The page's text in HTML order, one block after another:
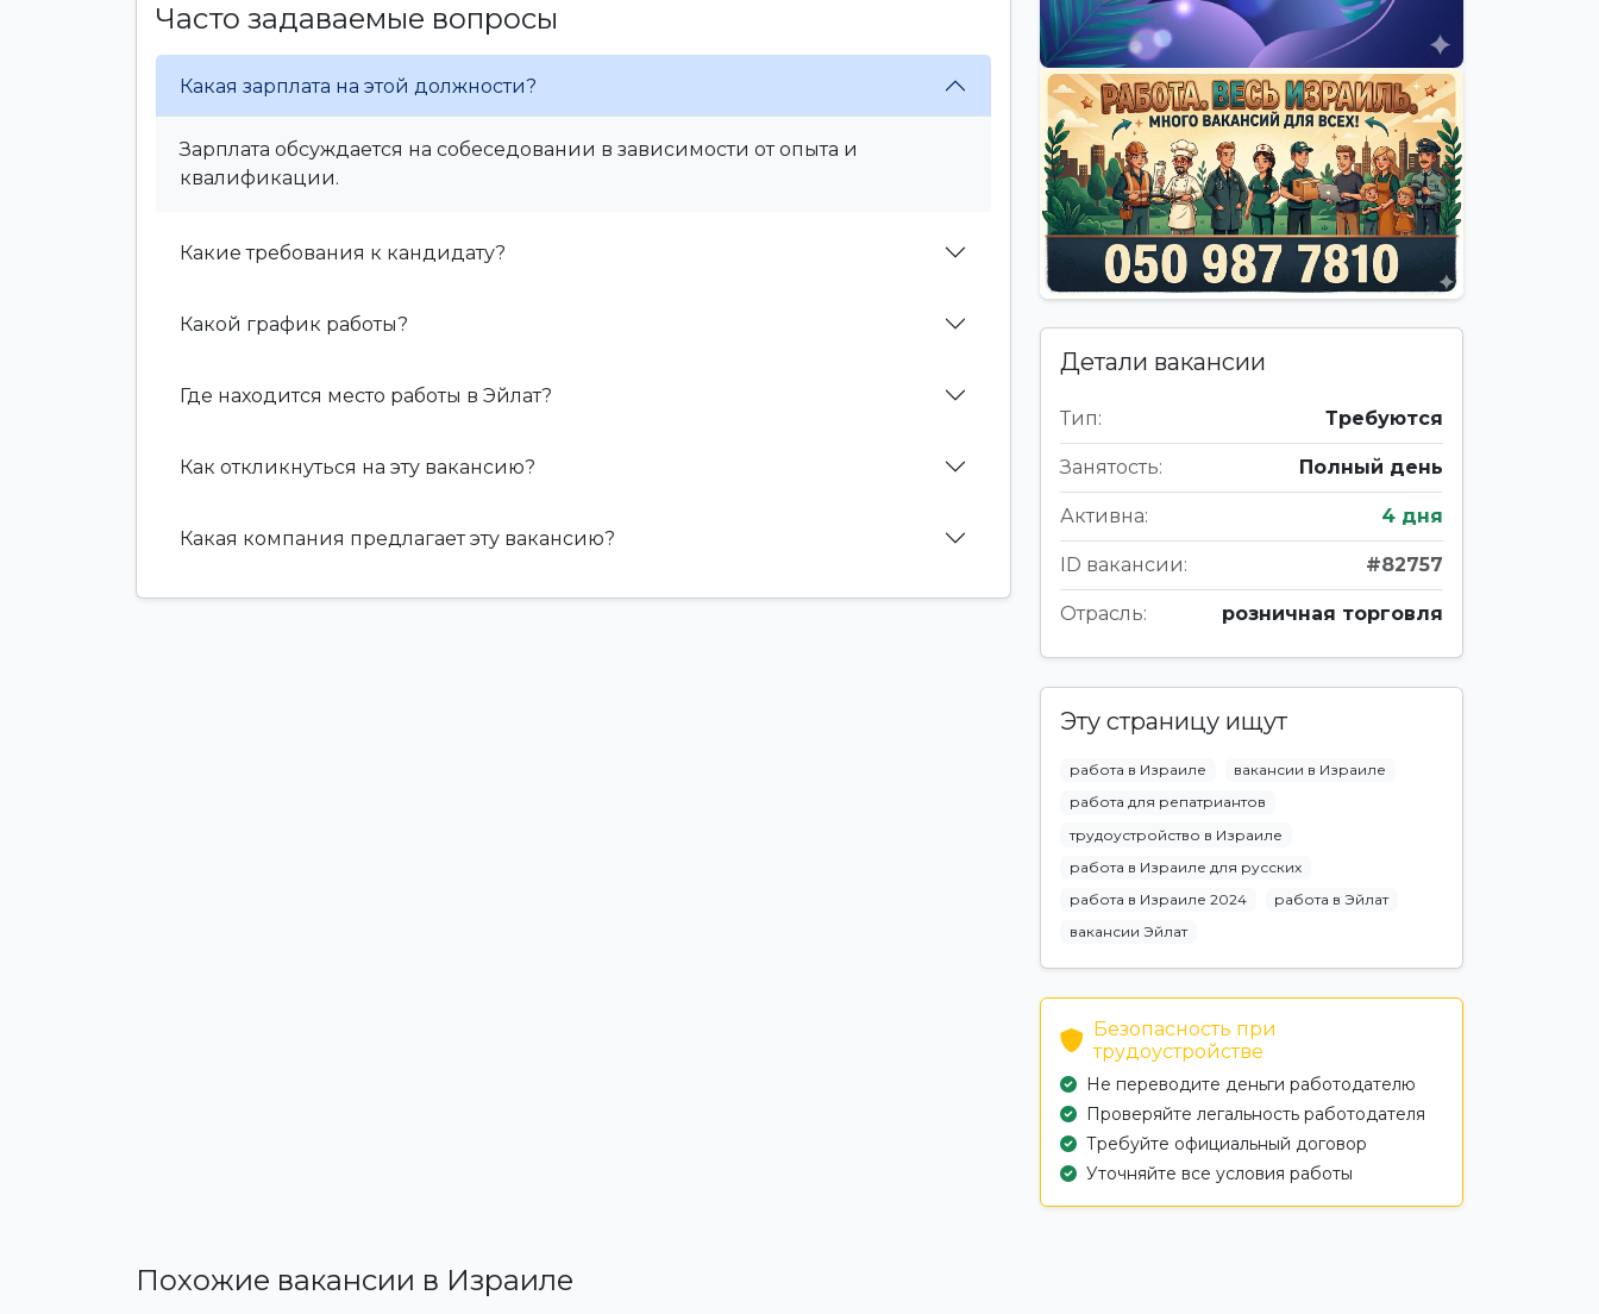
Часто задаваемые вопросы
Какая зарплата на этой должности?
Зарплата обсуждается на собеседовании в зависимости от опыта и
квалификации.
Какие требования к кандидату?
Какой график работы?
Где находится место работы в Эйлат?
Как откликнуться на эту вакансию?
Какая компания предлагает эту вакансию?
Детали вакансии
Тип: Требуются
Занятость: Полный день
Активна: 4 дня
ID вакансии: #82757
Отрасль: розничная торговля
Эту страницу ищут
работа в Израиле
вакансии в Израиле
работа для репатриантов
трудоустройство в Израиле
работа в Израиле для русских
работа в Израиле 2024
работа в Эйлат
вакансии Эйлат
Безопасность при
трудоустройстве
Не переводите деньги работодателю
Проверяйте легальность работодателя
Требуйте официальный договор
Уточняйте все условия работы
Похожие вакансии в Израиле